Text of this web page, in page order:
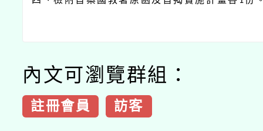
內文可瀏覽群組：
註冊會員 訪客